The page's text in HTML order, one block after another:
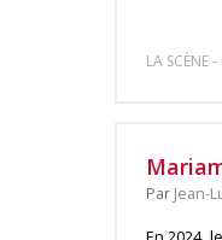
LA SCÈNE-
Par Jean-